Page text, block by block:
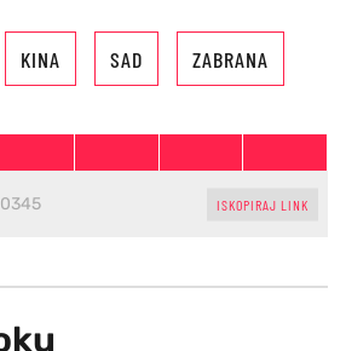
KINA SAD ZABRANA
ISKOPIRAJ LINK